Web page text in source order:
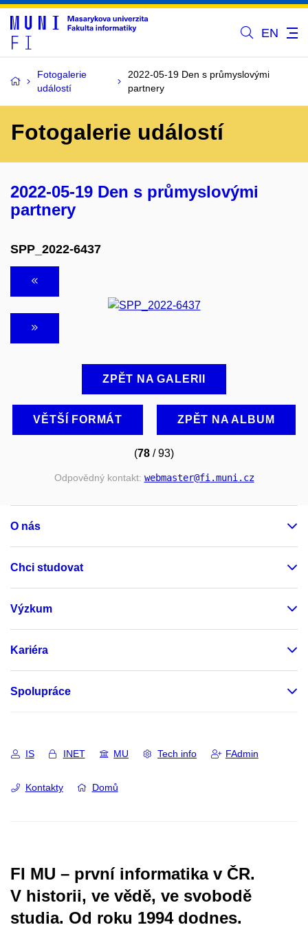
EN
Fotogalerie
událostí
2022-05-19 Den s průmyslovými
partnery
Fotogalerie událostí
2022-05-19 Den s průmyslovými
partnery
SPP_2022-6437
ZPĚT NA GALERII
VĚTŠÍ FORMÁT ZPĚT NA ALBUM
(78 / 93)
Odpovědný kontakt: webmaster@fi.muni.cz
O nás
Chci studovat
Výzkum
Kariéra
Spolupráce
IS INET MU Tech info FAdmin
Kontakty Domů
FI MU – první informatika v ČR.
V historii, ve vědě, ve svobodě
studia. Od roku 1994 dodnes.